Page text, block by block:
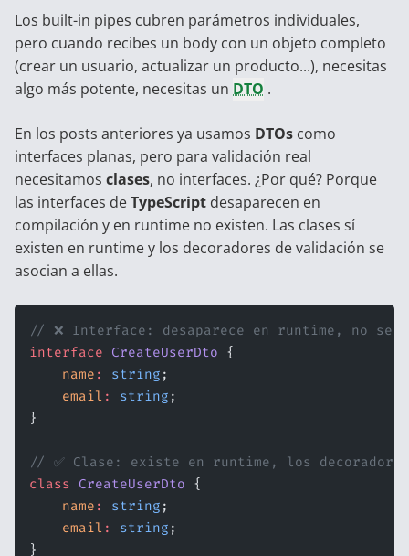
Los built-in pipes cubren parámetros individuales,
pero cuando recibes un body con un objeto completo
(crear un usuario, actualizar un producto...), necesitas
algo más potente, necesitas un DTO .
En los posts anteriores ya usamos DTOs como
interfaces planas, pero para validación real
necesitamos clases, no interfaces. ¿Por qué? Porque
las interfaces deTypeScript desaparecen en
compilación y en runtime no existen. Las clases sí
existen en runtime y los decoradores de validación se
asocian a ellas.
// ❌ Interface: desaparece en runtime, no se
interface CreateUserDto {
    name
: string ;
    email
: string ;
}
// ✅ Clase: existe en runtime, los decoradores
class CreateUserDto {
    name
: string ;
    email
: string ;
}